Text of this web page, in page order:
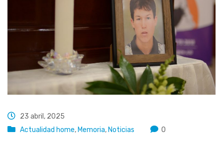
23 abril, 2025
Actualidad home, Memoria, Noticias 0